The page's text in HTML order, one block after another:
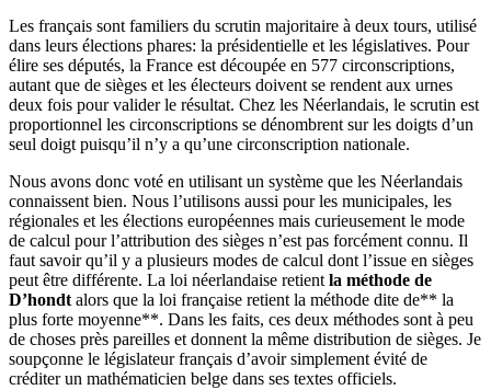
Les français sont familiers du scrutin majoritaire à deux tours, utilisé
dans leurs élections phares: la présidentielle et les législatives. Pour
élire ses députés, la France est découpée en 577 circonscriptions,
autant que de sièges et les électeurs doivent se rendent aux urnes
deux fois pour valider le résultat. Chez les Néerlandais, le scrutin est
proportionnel les circonscriptions se dénombrent sur les doigts d’un
seul doigt puisqu’il n’y a qu’une circonscription nationale.
Nous avons donc voté en utilisant un système que les Néerlandais
connaissent bien. Nous l’utilisons aussi pour les municipales, les
régionales et les élections européennes mais curieusement le mode
de calcul pour l’attribution des sièges n’est pas forcément connu. Il
faut savoir qu’il y a plusieurs modes de calcul dont l’issue en sièges
peut être différente. La loi néerlandaise retient la méthode de
D’hondt alors que la loi française retient la méthode dite de** la
plus forte moyenne**. Dans les faits, ces deux méthodes sont à peu
de choses près pareilles et donnent la même distribution de sièges. Je
soupçonne le législateur français d’avoir simplement évité de
créditer un mathématicien belge dans ses textes officiels.